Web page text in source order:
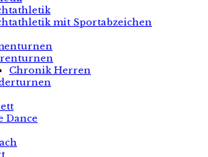
mit Sportabzeichen
Chronik Herren
Dance